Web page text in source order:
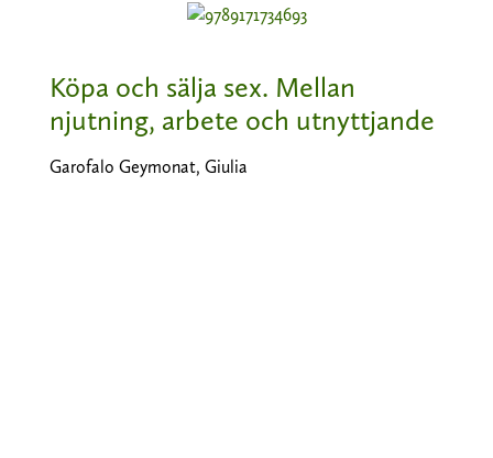
Köpa och sälja sex. Mellan
njutning, arbete och utnyttjande
Garofalo Geymonat, Giulia